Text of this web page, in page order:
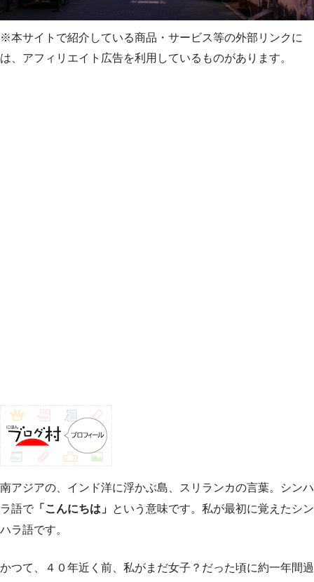
※本サイトで紹介している商品・サービス等の外部リンクに
は、アフィリエイト広告を利用しているものがあります。
南アジアの、インド洋に浮かぶ島、スリランカの言葉。シンハ
ラ語で 「こんにちは」 という意味です。私が最初に覚えたシン
ハラ語です。
かつて、４０年近く前、私がまだ女子？だった頃に約一年間過